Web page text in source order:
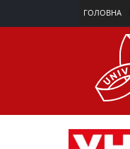
ГОЛОВНА